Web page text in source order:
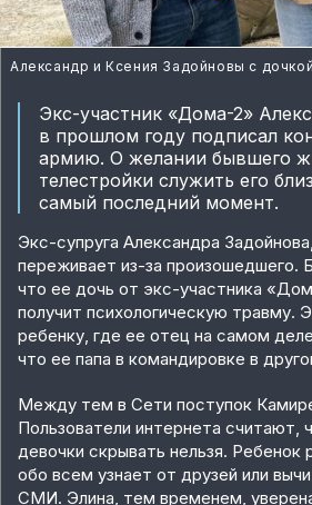
Александр и Ксения Задойновы с дочкой
Экс-участник «Дома-2»
в прошлом году подписал
армию. О желании бывшего
телестройки служить его
самый последний момент.
Экс-супруга Александра
переживает из-за произошедшего.
что ее дочь от экс-участника
получит психологическую травму.
ребенку, где ее отец на самом
что ее папа в командировке в
Между тем в Сети поступок
Пользователи интернета считают,
девочки скрывать нельзя. Ребенок
обо всем узнает от друзей или
СМИ. Элина, тем временем,